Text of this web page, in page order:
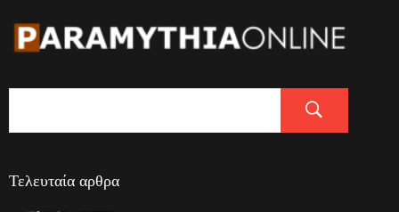
Τελευταία αρθρα